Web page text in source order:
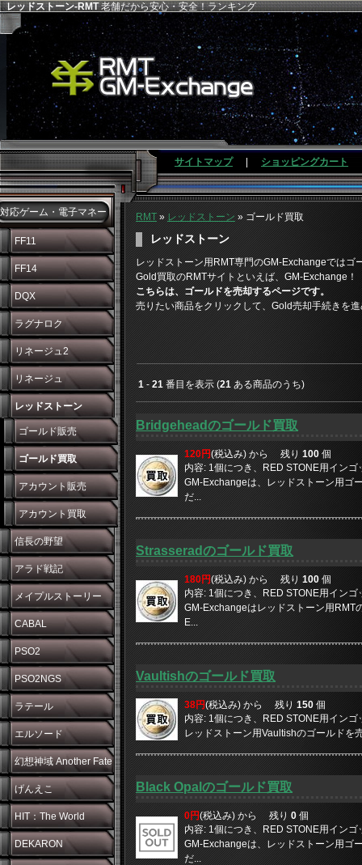
レッドストーン-RMT老舗だから安心・安全！ランキング
サイトマップ ショッピングカート
対応ゲーム・電子マネー
FF11
FF14
DQX
ラグナロク
リネージュ2
リネージュ
レッドストーン
ゴールド販売
ゴールド買取
アカウント販売
アカウント買取
信長の野望
アラド戦記
メイプルストーリー
CABAL
PSO2
PSO2NGS
ラテール
エルソード
幻想神域 Another Fate
げんえこ
HIT：The World
DEKARON
RMT»レッドストーン» ゴールド買取
レッドストーン
レッドストーン用RMT専門のGM-Exchangeではゴ
Gold買取のRMTサイトといえば、GM-Exchange！
こちらは、ゴールドを売却するページです。
売りたい商品をクリックして、Gold売却手続きを
1- 21番目を表示 (21ある商品のうち)
Bridgeheadのゴールド買取
120円(税込み) から 残り 100 個
内容: 1個につき、RED STONE用イン
GM-Exchangeは、レッドストーン用ゴ
だ...
Strasseradのゴールド買取
180円(税込み) から 残り 100 個
内容: 1個につき、RED STONE用イン
GM-Exchangeはレッドストーン用RMT
E...
Vaultishのゴールド買取
38円(税込み) から 残り150個
内容: 1個につき、RED STONE用イン
レッドストーン用Vaultishのゴールドを
Black Opalのゴールド買取
0円(税込み) から 残り 0 個
内容: 1個につき、RED STONE用イン
GM-Exchangeは、レッドストーン用ゴ
だ...